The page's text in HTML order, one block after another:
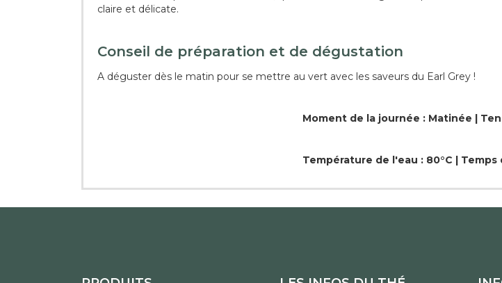
claire et délicate.
Conseil de préparation et de dégustation
A déguster dès le matin pour se mettre au vert avec les saveurs du Earl Grey !
Moment de la journée : Matinée |
Température de l'eau : 80°C |